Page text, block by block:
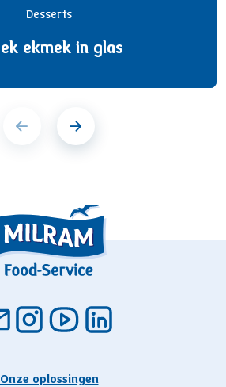
Desserts
ekmek in glas
Onze oplossingen